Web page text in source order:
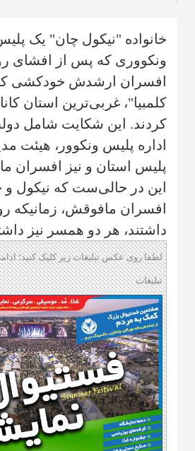
خانواده "نیکول چان" یک
ونکووری که پس از افشای
افسران ارشدش خودکشی
کلمبیا"، غربی‌ترین استان
کردند. این شکایت شامل
اداره پلیس ونکوور، هیئت
پلیس استان و نیز افسران
این در حالی‌ست که نیکول و
افسران مافوقش، زمانیکه
داشتند، هر دو همسر نیز
لطفا روی عکس تبلیغات زیر کلیک کنید؛
تبلیغات